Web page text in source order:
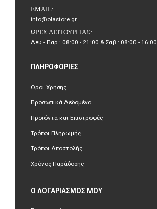
EMAIL:
info@olastore.gr
ΏΡΕΣ ΛΕΙΤΟΥΡΓΊΑΣ:
Δευ - Παρ : 08:00 - 21:00 & Σαβ : 08:00 - 16:00
ΠΛΗΡΟΦΟΡΊΕΣ
Όροι Χρήσης
Προσωπικά Δεδομένα
Προϊόντα και Επιστροφές
Τρόποι Πληρωμής
Τρόποι Αποστολής
Χρόνος Παράδοσης
Ο ΛΟΓΑΡΙΑΣΜΌΣ ΜΟΥ